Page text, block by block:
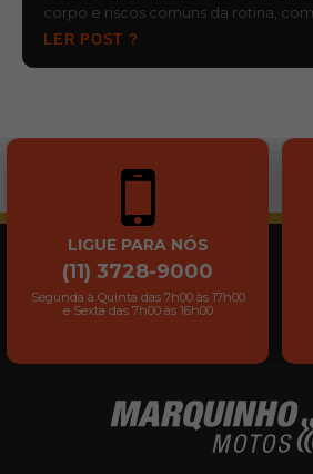
corpo e riscos comuns da rotina,
LER POST ?
LIGUE PARA NÓS
(11) 3728-9000
Segunda à Quinta das 7h00 às 17h00
e Sexta das 7h00 às 16h00